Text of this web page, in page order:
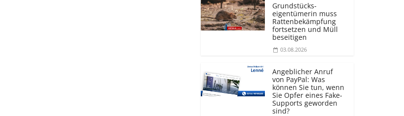
Grundstücks­
eigentümerin muss
Rattenbekämpfung
fortsetzen und Müll
beseitigen
03.08.2026
Angeblicher Anruf
von PayPal: Was
können Sie tun, wenn
Sie Opfer eines Fake-
Supports geworden
sind?